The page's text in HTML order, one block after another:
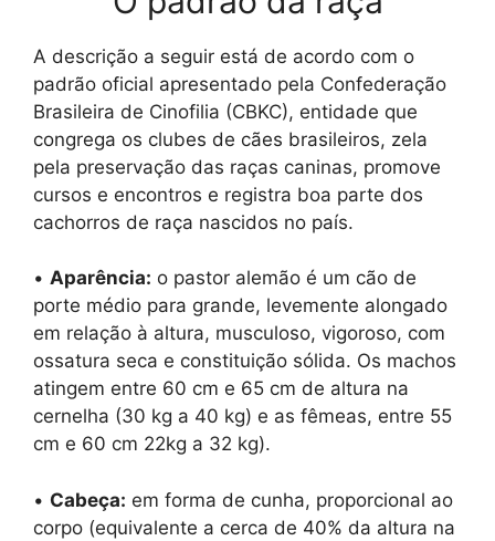
A descrição a seguir está de acordo com o
padrão oficial apresentado pela Confederação
Brasileira de Cinofilia (CBKC), entidade que
congrega os clubes de cães brasileiros, zela
pela preservação das raças caninas, promove
cursos e encontros e registra boa parte dos
cachorros de raça nascidos no país.
• Aparência: o pastor alemão é um cão de
porte médio para grande, levemente alongado
em relação à altura, musculoso, vigoroso, com
ossatura seca e constituição sólida. Os machos
atingem entre 60 cm e 65 cm de altura na
cernelha (30 kg a 40 kg) e as fêmeas, entre 55
cm e 60 cm 22kg a 32 kg).
• Cabeça: em forma de cunha, proporcional ao
corpo (equivalente a cerca de 40% da altura na